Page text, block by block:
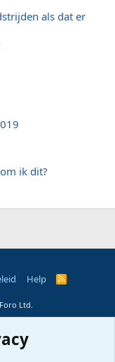
als dat er
ik dit?
Help
R
S
Ltd.